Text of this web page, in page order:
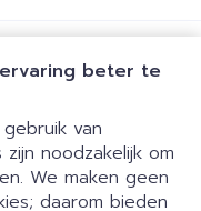
beter te
van
noodzakelijk om
We maken geen
daarom bieden